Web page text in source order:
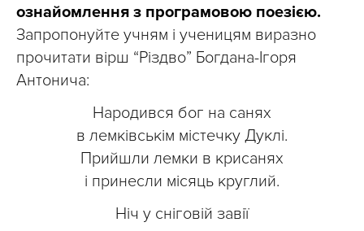
ознайомлення з програмовою поезією.
Запропонуйте учням і ученицям виразно
прочитати вірш “Різдво” Богдана-Ігоря
Антонича:
Народився бог на санях
в лемківськім містечку Дуклі.
Прийшли лемки в крисанях
і принесли місяць круглий.
Ніч у сніговій завії